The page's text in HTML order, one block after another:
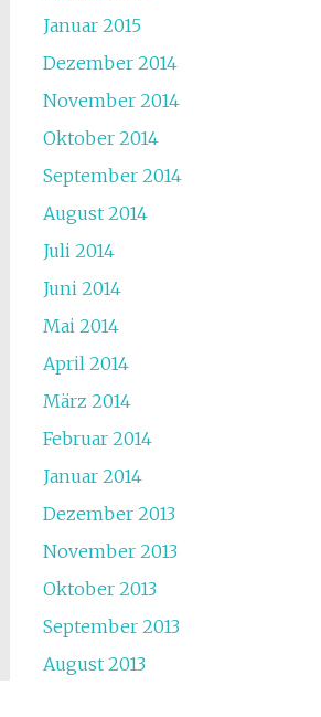
Januar 2015
Dezember 2014
November 2014
Oktober 2014
September 2014
August 2014
Juli 2014
Juni 2014
Mai 2014
April 2014
März 2014
Februar 2014
Januar 2014
Dezember 2013
November 2013
Oktober 2013
September 2013
August 2013